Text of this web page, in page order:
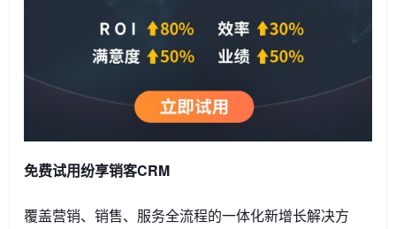
免费试用纷享销客CRM
覆盖营销、销售、服务全流程的一体化新增长解决方